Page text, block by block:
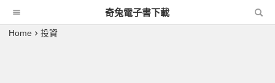
奇兔電子書下載
Home 投資